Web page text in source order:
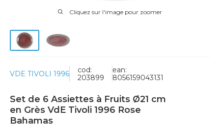
Cliquez sur l'image pour zoomer
VDE TIVOLI 1996
cod:
203899
ean:
8056159043131
Set de 6 Assiettes à Fruits Ø21 cm
en Grès VdE Tivoli 1996 Rose
Bahamas